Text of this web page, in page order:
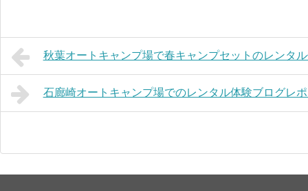
秋葉オートキャンプ場で春キャンプセットのレンタ
石廊崎オートキャンプ場でのレンタル体験ブログレ